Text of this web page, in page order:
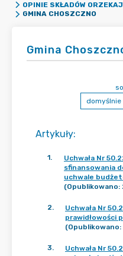
OPINIE SKŁADÓW
GMINA CHOSZCZNO
Gmina
Artykuły:
1.
Uchwała Nr
sfinansowania
uchwale
(Opublikowano:
2.
Uchwała Nr
prawidłowości
3.
Uchwała Nr